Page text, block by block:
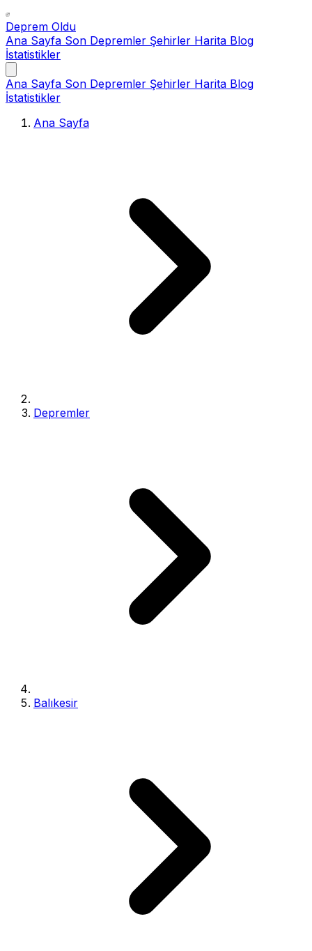
Deprem Oldu
Ana Sayfa Son Depremler Şehirler Harita Blog
İstatistikler
Ana Sayfa Son Depremler Şehirler Harita Blog
İstatistikler
Ana Sayfa
Depremler
Balıkesir